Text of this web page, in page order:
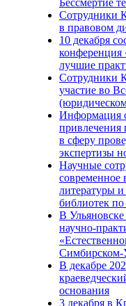
Бессмертие
Сотрудники
в правовом
10 декабря
конференция
лучшие
Сотрудники
участие во
Информация
в сферу
экспертизы
Научные
современное
литературы
библиотек
В
научно-
Симбирском-
В декабре
основания
3 декабря в